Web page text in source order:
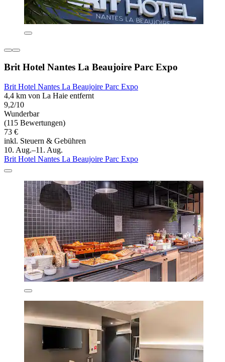
Brit Hotel Nantes La Beaujoire Parc Expo
Brit Hotel Nantes La Beaujoire Parc Expo
4,4 km von La Haie entfernt
9,2/10
Wunderbar
(115 Bewertungen)
73 €
inkl. Steuern & Gebühren
10. Aug.–11. Aug.
Brit Hotel Nantes La Beaujoire Parc Expo